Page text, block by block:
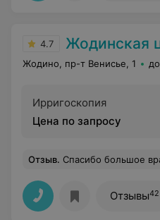
4.7 Жодинская
Жодино, пр-т Венисье, 1
Ирригоскопия
Цена по запросу
Отзыв. Спасибо большое врачу хирургу Егорову А.
Отзывы42